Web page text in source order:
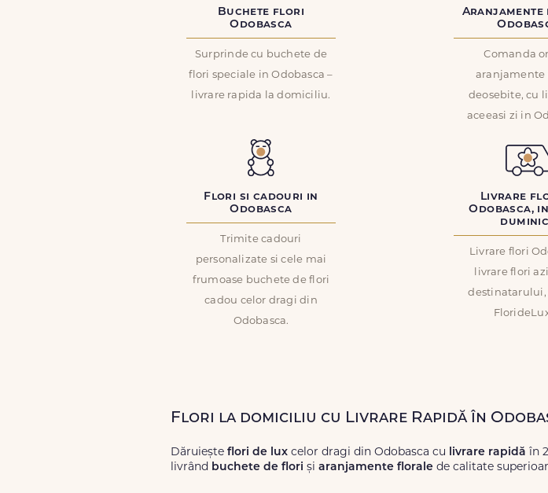
Buchete flori
Odobasca
Surprinde cu buchete de
flori speciale in Odobasca –
livrare rapida la domiciliu.
Comanda
aranjamente
deosebite, cu
aceeasi zi in
Flori si cadouri in
Odobasca
Trimite cadouri
personalizate si cele mai
frumoase buchete de flori
cadou celor dragi din
Odobasca.
Livrare
Odobasca,
Livrare flori
livrare flori
destinatarului,
Flori la domiciliu cu Livrare Rapidă în
Dăruiește flori de lux celor dragi din Odobasca cu livrare rapidă în
livrând buchete de flori și aranjamente florale de calitate